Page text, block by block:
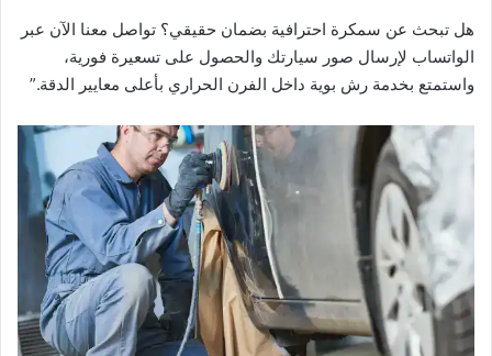
هل تبحث عن سمكرة احترافية بضمان حقيقي؟ تواصل معنا الآن عبر
الواتساب لإرسال صور سيارتك والحصول على تسعيرة فورية،
واستمتع بخدمة رش بوية داخل الفرن الحراري بأعلى معايير الدقة.”